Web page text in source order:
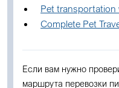
Pet transportation
Complete Pet
Если вам нужно
маршрута перевозки